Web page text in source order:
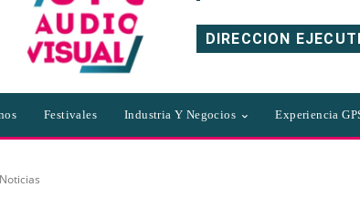
DIRECCION
Festivales Industria Y Negocios Experiencia